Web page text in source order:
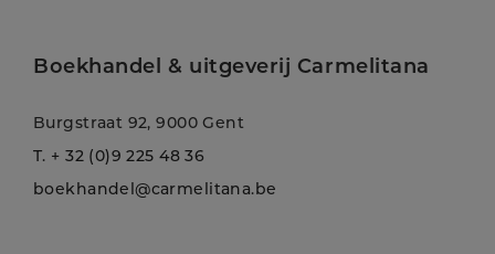
Boekhandel & uitgeverij Carmelitana
Burgstraat 92, 9000 Gent
T. + 32 (0)9 225 48 36
boekhandel@carmelitana.be